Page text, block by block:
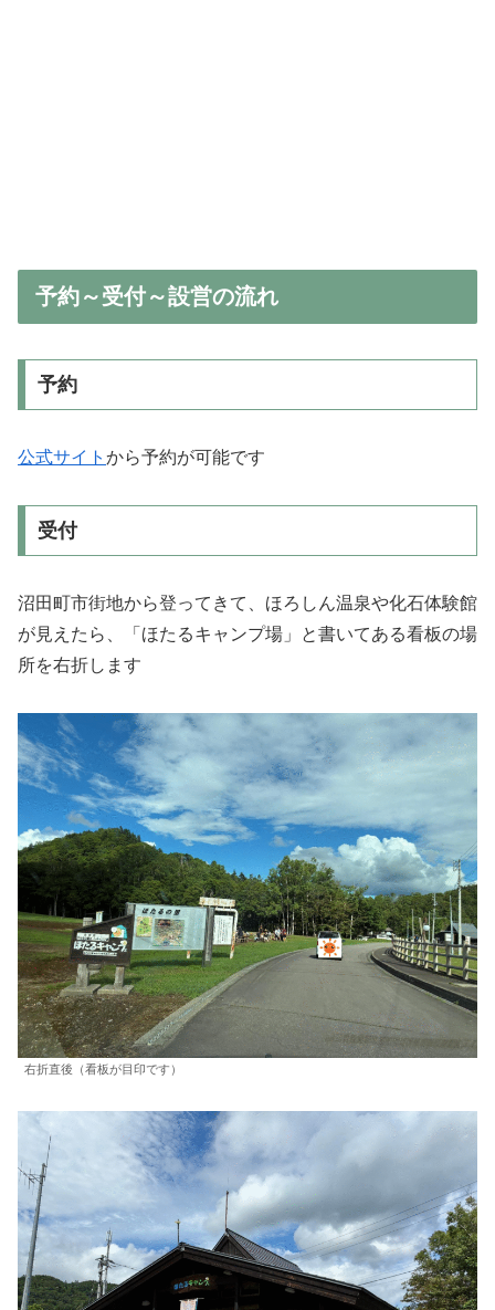
予約～受付～設営の流れ
予約
公式サイト から予約が可能です
受付
沼田町市街地から登ってきて、ほろしん温泉や化石体験館
が見えたら、「ほたるキャンプ場」と書いてある看板の場
所を右折します
右折直後（看板が目印です）